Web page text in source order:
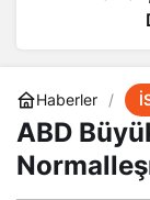
Haberler
ABD